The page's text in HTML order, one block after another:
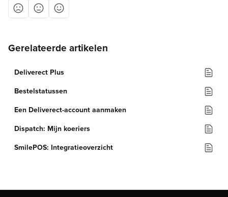
Gerelateerde artikelen
Deliverect Plus
Bestelstatussen
Een Deliverect-account aanmaken
Dispatch: Mijn koeriers
SmilePOS: Integratieoverzicht